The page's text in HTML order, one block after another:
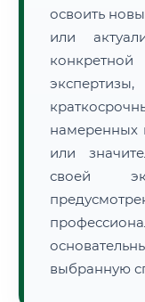
освоить
или
намеренных
или
своей
выбранную